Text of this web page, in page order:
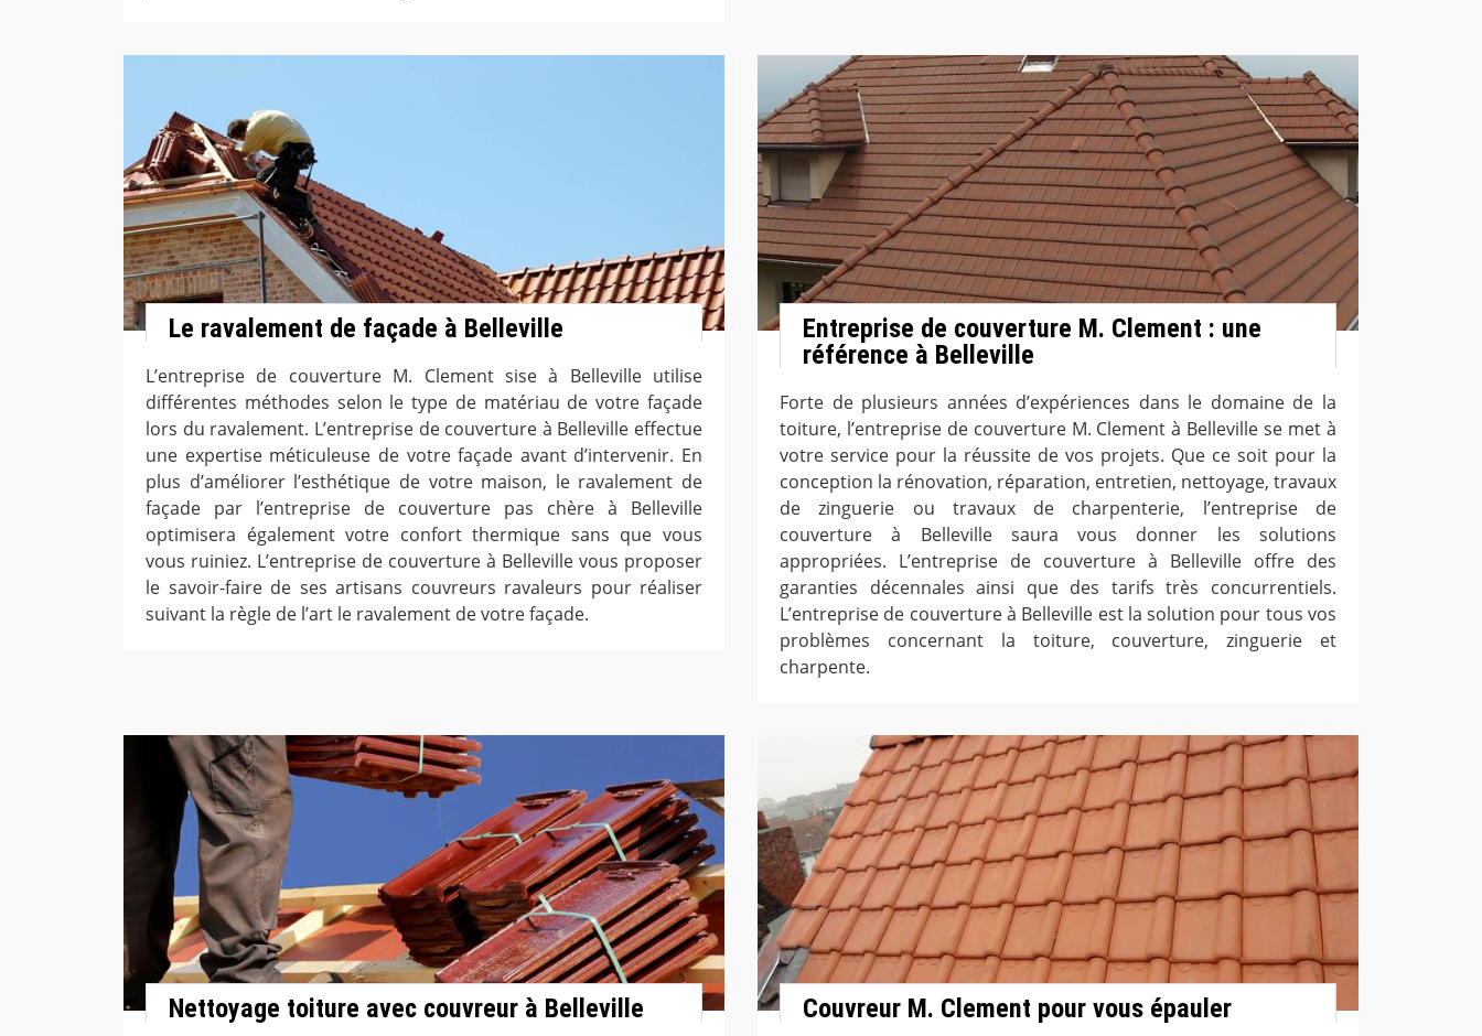
Le ravalement de façade à Belleville
L’entreprise de couverture M. Clement sise à Belleville utilise
différentes méthodes selon le type de matériau de votre façade
lors du ravalement. L’entreprise de couverture à Belleville effectue
une expertise méticuleuse de votre façade avant d’intervenir. En
plus d’améliorer l’esthétique de votre maison, le ravalement de
façade par l’entreprise de couverture pas chère à Belleville
optimisera également votre confort thermique sans que vous
vous ruiniez. L’entreprise de couverture à Belleville vous proposer
le savoir-faire de ses artisans couvreurs ravaleurs pour réaliser
suivant la règle de l’art le ravalement de votre façade.
Entreprise de couverture M. Clement : une
référence à Belleville
Forte de plusieurs années d’expériences dans le domaine de la
toiture, l’entreprise de couverture M. Clement à Belleville se met à
votre service pour la réussite de vos projets. Que ce soit pour la
conception la rénovation, réparation, entretien, nettoyage, travaux
de zinguerie ou travaux de charpenterie, l’entreprise de
couverture à Belleville saura vous donner les solutions
appropriées. L’entreprise de couverture à Belleville offre des
garanties décennales ainsi que des tarifs très concurrentiels.
L’entreprise de couverture à Belleville est la solution pour tous vos
problèmes concernant la toiture, couverture, zinguerie et
charpente.
Nettoyage toiture avec couvreur à Belleville Couvreur M. Clement pour vous épauler